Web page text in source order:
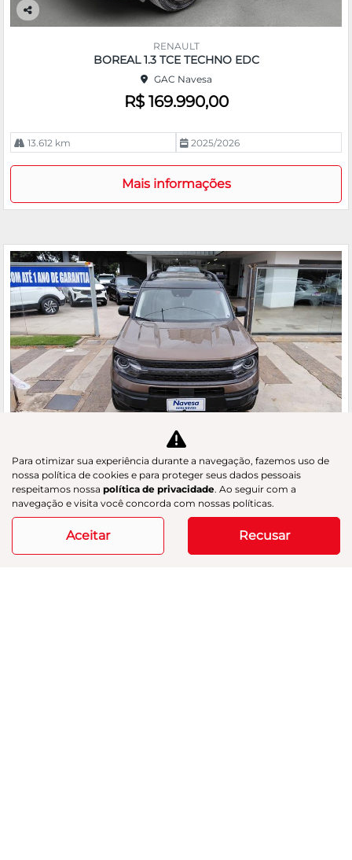
Co
RENAULT
BOREAL 1.3 TCE TECHNO EDC
GAC Navesa
R$ 169.990,00
13.612 km 2025/2026
Mais informações
pa
rtil
he
FORD
BRONCO SPORT 2.0 ECOBOOST WILDTRAK 4X4
GAC Navesa
R$ 149.000,00
99.468 km 2022/2022
Para otimizar sua experiência durante a navegação, fazemos uso de
nossa política de cookies e para proteger seus dados pessoais
respeitamos nossa política de privacidade. Ao seguir com a
navegação e visita você concorda com nossas políticas.
Aceitar Recusar